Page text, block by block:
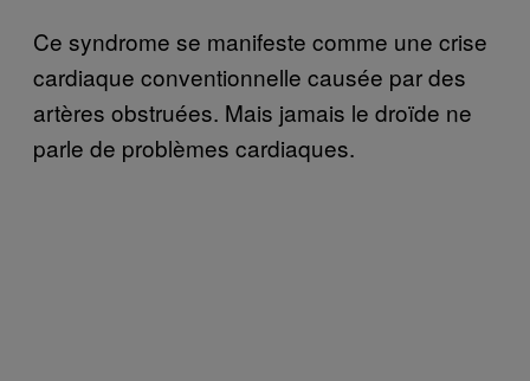
Ce syndrome se manifeste comme une crise
cardiaque conventionnelle causée par des
artères obstruées. Mais jamais le droïde ne
parle de problèmes cardiaques.